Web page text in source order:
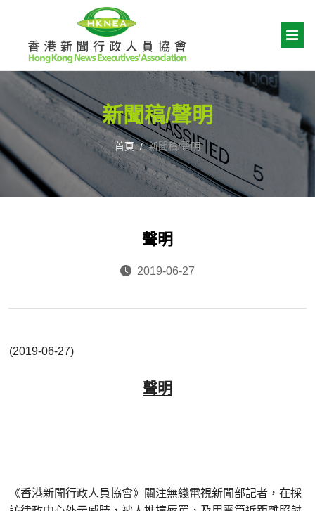
新聞稿/聲明
首頁 新聞稿/聲明
聲明
2019-06-27
(2019-06-27)
聲明
《香港新聞行政人員協會》關注無綫電視新聞部記者，在採